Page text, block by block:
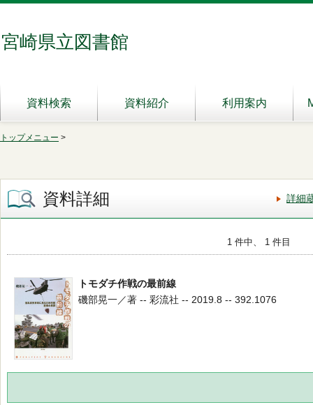
宮崎県立図書館
資料検索 資料紹介 利用案内
トップメニュー >
資料詳細 詳細
1 件中、 1 件目
トモダチ作戦の最前線
磯部晃一／著 -- 彩流社 -- 2019.8 -- 392.1076